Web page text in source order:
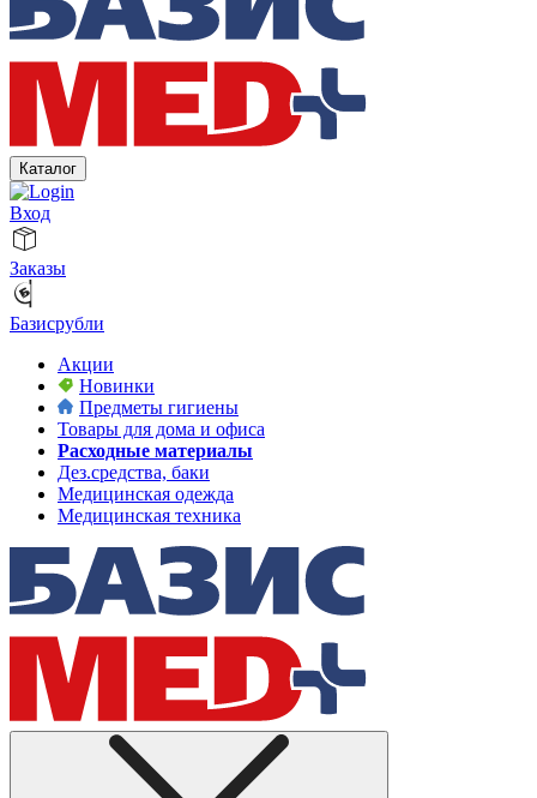
Каталог
Вход
Заказы
Базисрубли
Акции
Новинки
Предметы гигиены
Товары для дома и офиса
Расходные материалы
Дез.средства, баки
Медицинская одежда
Медицинская техника